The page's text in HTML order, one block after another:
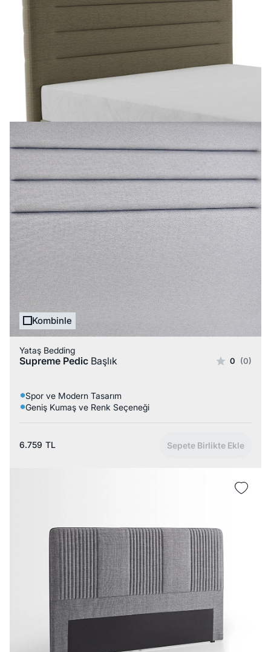
Kombinle
Yataş Bedding
Supreme Pedic Başlık 0 (0)
Spor ve Modern Tasarım
Geniş Kumaş ve Renk Seçeneği
6.759 TL Sepete Birlikte Ekle